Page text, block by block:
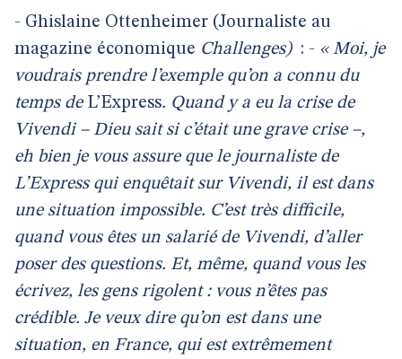
- Ghislaine Ottenheimer (Journaliste au
magazine économique Challenges) : - « Moi, je
voudrais prendre l’exemple qu’on a connu du
temps deL’Express. Quand y a eu la crise de
Vivendi – Dieu sait si c’était une grave crise –,
eh bien je vous assure que le journaliste de
L’Express qui enquêtait sur Vivendi, il est dans
une situation impossible. C’est très difficile,
quand vous êtes un salarié de Vivendi, d’aller
poser des questions. Et, même, quand vous les
écrivez, les gens rigolent : vous n’êtes pas
crédible. Je veux dire qu’on est dans une
situation, en France, qui est extrêmement